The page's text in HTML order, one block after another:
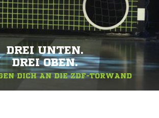
DREI UNTEN.
DREI OBEN.
DICH AN DIE ZDF-TORWAND